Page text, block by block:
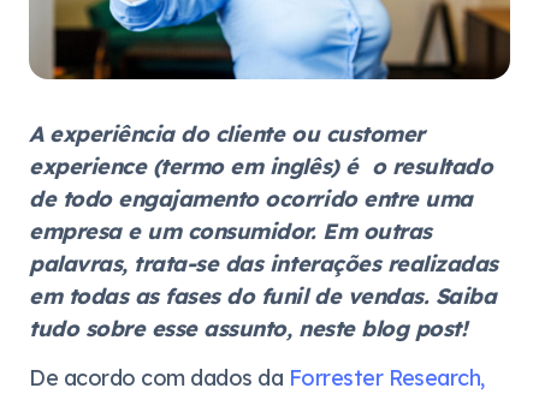
A experiência do cliente ou customer
experience (termo em inglês) é o resultado
de todo engajamento ocorrido entre uma
empresa e um consumidor. Em outras
palavras, trata-se das interações realizadas
em todas as fases do funil de vendas. Saiba
tudo sobre esse assunto, neste blog post!
De acordo com dados da Forrester Research,